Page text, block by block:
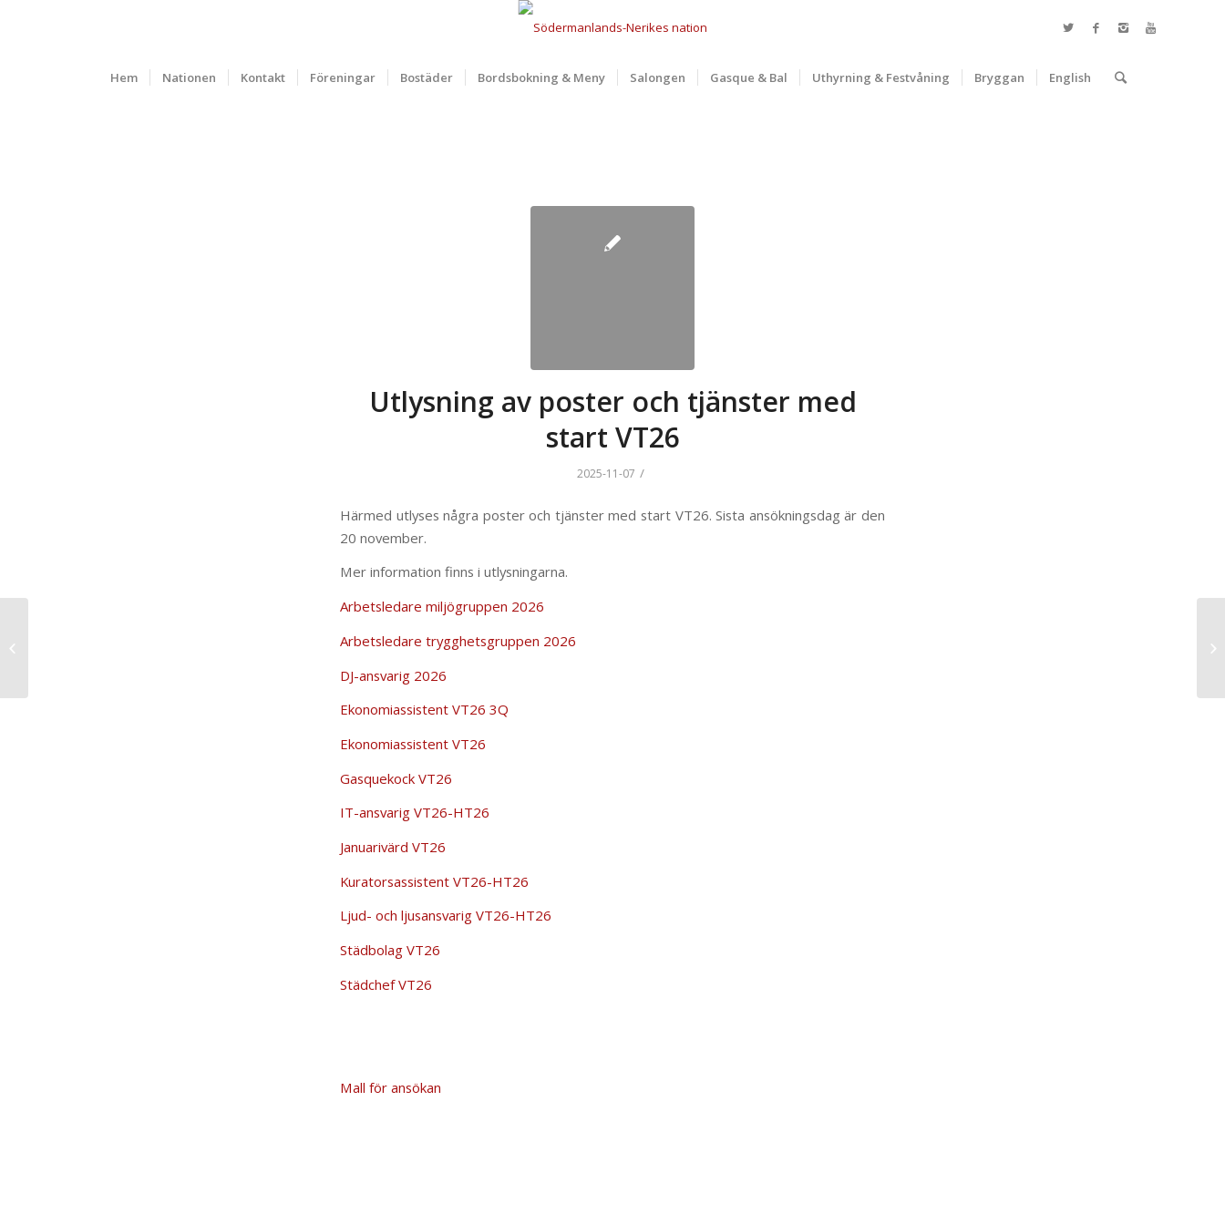
Hem Nationen Kontakt Föreningar Bostäder Bordsbokning & Meny Salongen Gasque & Bal Uthyrning & Festvåning Bryggan English
Utlysning av poster och tjänster med
start VT26
2025-11-07 /
Härmed utlyses några poster och tjänster med start VT26. Sista ansökningsdag är den
20 november.
Mer information finns i utlysningarna.
Arbetsledare miljögruppen 2026
Arbetsledare trygghetsgruppen 2026
DJ-ansvarig 2026
Ekonomiassistent VT26 3Q
Ekonomiassistent VT26
Gasquekock VT26
IT-ansvarig VT26-HT26
Januarivärd VT26
Kuratorsassistent VT26-HT26
Ljud- och ljusansvarig VT26-HT26
Städbolag VT26
Städchef VT26
Mall för ansökan